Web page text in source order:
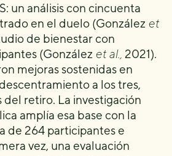
un análisis con cincuenta
en el duelo (González et
de bienestar con
(González et al., 2021).
mejoras sostenidas en
a los tres,
del retiro. La investigación
amplía esa base con la
de 264 participantes e
vez, una evaluación